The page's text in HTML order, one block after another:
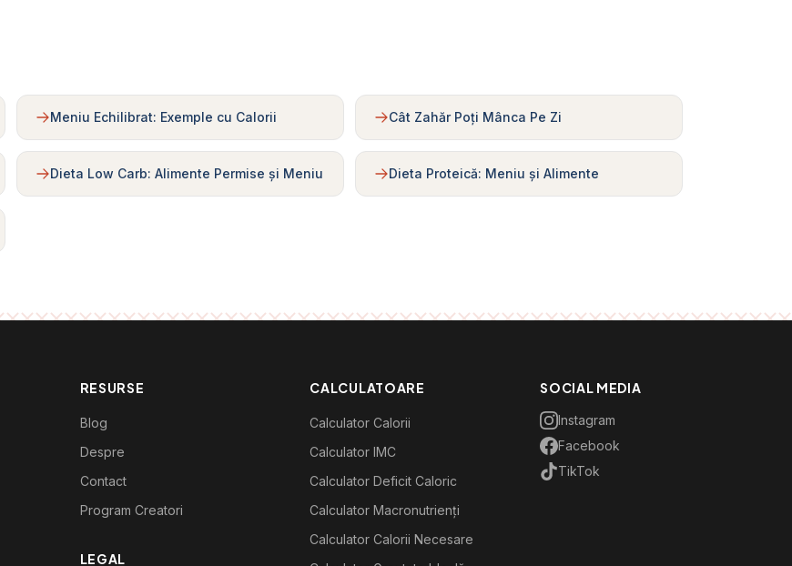
Meniu Echilibrat: Exemple cu Calorii Cât Zahăr Poți Mânca Pe Zi
Dieta Low Carb: Alimente Permise și Meniu Dieta Proteică: Meniu și Alimente
RESURSE
Blog
Despre
Contact
Program Creatori
LEGAL
CALCULATOARE
Calculator Calorii
Calculator IMC
Calculator Deficit Caloric
Calculator Macronutrienți
Calculator Calorii Necesare
SOCIAL MEDIA
Instagram
Facebook
TikTok